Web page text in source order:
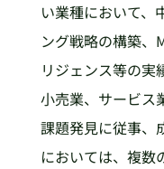
い業種において、
ング戦略の構築、
リジェンス等の実
小売業、サービス
課題発見に従事、
においては、複数